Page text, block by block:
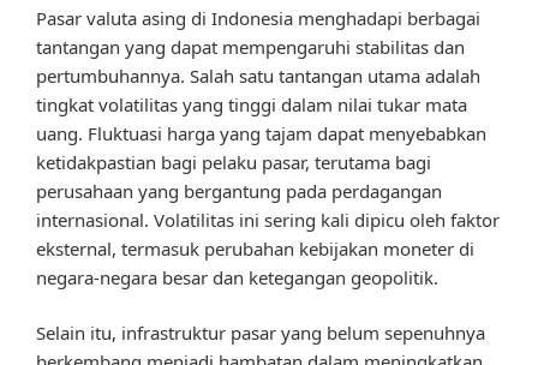
Pasar valuta asing di Indonesia menghadapi berbagai
tantangan yang dapat mempengaruhi stabilitas dan
pertumbuhannya. Salah satu tantangan utama adalah
tingkat volatilitas yang tinggi dalam nilai tukar mata
uang. Fluktuasi harga yang tajam dapat menyebabkan
ketidakpastian bagi pelaku pasar, terutama bagi
perusahaan yang bergantung pada perdagangan
internasional. Volatilitas ini sering kali dipicu oleh faktor
eksternal, termasuk perubahan kebijakan moneter di
negara-negara besar dan ketegangan geopolitik.
Selain itu, infrastruktur pasar yang belum sepenuhnya